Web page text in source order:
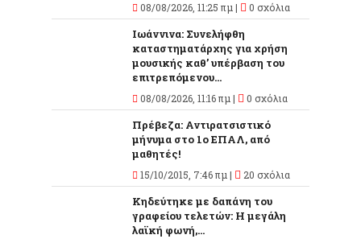
08/08/2026, 11:25 πμ | 0 σχόλια
Ιωάννινα: Συνελήφθη
καταστηματάρχης για χρήση
μουσικής καθ’ υπέρβαση του
επιτρεπόμενου...
08/08/2026, 11:16 πμ | 0 σχόλια
Πρέβεζα: Αντιρατσιστικό
μήνυμα στο 1ο ΕΠΑΛ, από
μαθητές!
15/10/2015, 7:46 πμ | 20 σχόλια
Κηδεύτηκε με δαπάνη του
γραφείου τελετών: Η μεγάλη
λαϊκή φωνή,...